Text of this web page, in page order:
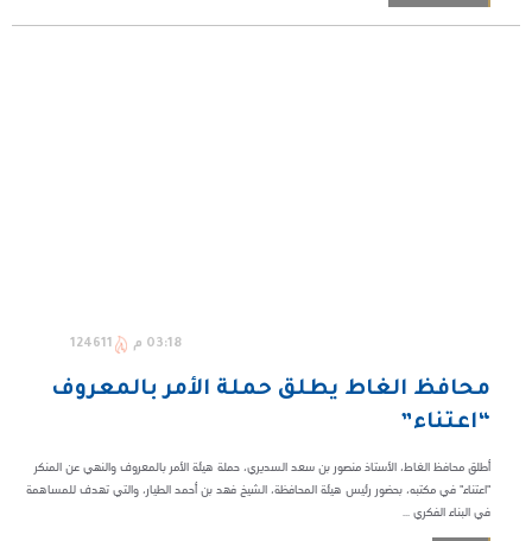
03:18 م 124611
محافظ الغاط يطلق حملة الأمر بالمعروف
“اعتناء”
أطلق محافظ الغاط، الأستاذ منصور بن سعد السديري، حملة هيئة الأمر بالمعروف والنهي عن المنكر
"اعتناء" في مكتبه، بحضور رئيس هيئة المحافظة، الشيخ فهد بن أحمد الطيار، والتي تهدف للمساهمة
في البناء الفكري ...